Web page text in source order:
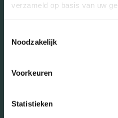
verzameld op basis van uw
Noodzakelijk
Voorkeuren
Statistieken
143 m² | 6 kamers | energielabel